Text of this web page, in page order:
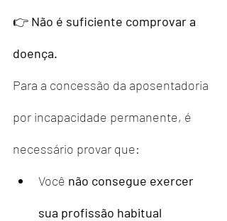
👉 Não é suficiente comprovar a
doença.
Para a concessão da aposentadoria
por incapacidade permanente, é
necessário provar que:
Você não consegue exercer
sua profissão habitual